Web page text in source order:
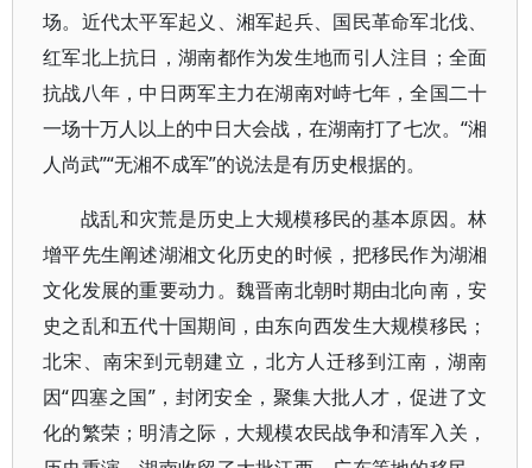
场。近代太平军起义、湘军起兵、国民革命军北伐、
红军北上抗日，湖南都作为发生地而引人注目；全面
抗战八年，中日两军主力在湖南对峙七年，全国二十
一场十万人以上的中日大会战，在湖南打了七次。“湘
人尚武”“无湘不成军”的说法是有历史根据的。
战乱和灾荒是历史上大规模移民的基本原因。林
增平先生阐述湖湘文化历史的时候，把移民作为湖湘
文化发展的重要动力。魏晋南北朝时期由北向南，安
史之乱和五代十国期间，由东向西发生大规模移民；
北宋、南宋到元朝建立，北方人迁移到江南，湖南
因“四塞之国”，封闭安全，聚集大批人才，促进了文
化的繁荣；明清之际，大规模农民战争和清军入关，